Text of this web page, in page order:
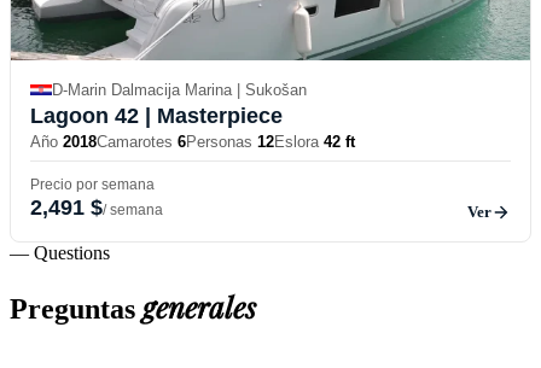
D-Marin Dalmacija Marina | Sukošan
Lagoon 42 | Masterpiece
Año 2018Camarotes 6Personas 12Eslora 42 ft
Precio por semana
2,491 $/ semana Ver
— Questions
Preguntasgenerales